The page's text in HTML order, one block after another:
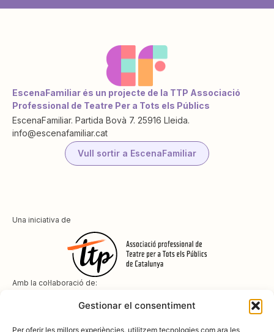
Gestionar el consentiment
Per oferir les millors experiències, utilitzem tecnologies com ara les
EscenaFamiliar és un projecte de la TTP Associació
Professional de Teatre Per a Tots els Públics
EscenaFamiliar. Partida Bovà 7. 25916 Lleida.
info@escenafamiliar.cat
Vull sortir a EscenaFamiliar
Una iniciativa de
Amb la col·laboració de: